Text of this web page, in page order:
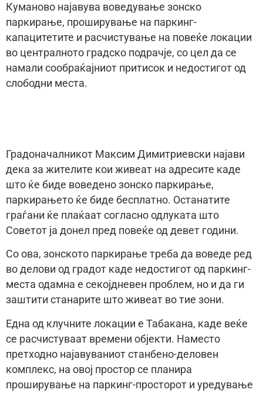
Куманово најавува воведување зонско
паркирање, проширување на паркинг-
капацитетите и расчистување на повеќе локации
во централното градско подрачје, со цел да се
намали сообраќајниот притисок и недостигот од
слободни места.
Градоначалникот Максим Димитриевски најави
дека за жителите кои живеат на адресите каде
што ќе биде воведено зонско паркирање,
паркирањето ќе биде бесплатно. Останатите
граѓани ќе плаќаат согласно одлуката што
Советот ја донел пред повеќе од девет години.
Со ова, зонското паркирање треба да воведе ред
во делови од градот каде недостигот од паркинг-
места одамна е секојдневен проблем, но и да ги
заштити станарите што живеат во тие зони.
Една од клучните локации е Табакана, каде веќе
се расчистуваат времени објекти. Наместо
претходно најавуваниот станбено-деловен
комплекс, на овој простор се планира
проширување на паркинг-просторот и уредување